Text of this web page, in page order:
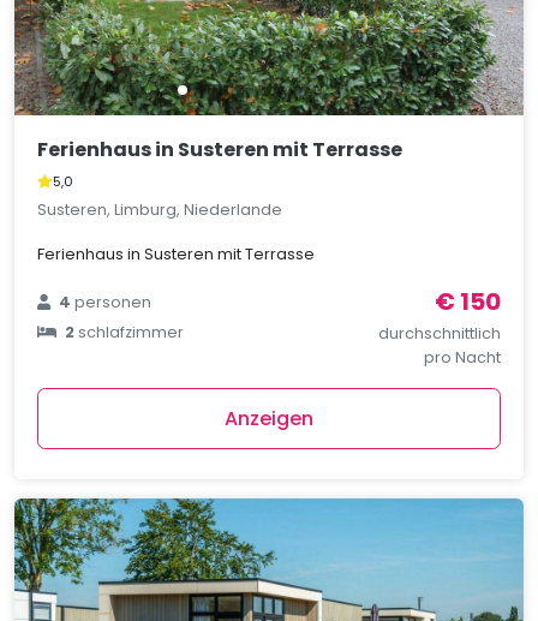
Ferienhaus in Susteren mit Terrasse
5,0
Susteren, Limburg, Niederlande
Ferienhaus in Susteren mit Terrasse
4personen
2schlafzimmer
€ 150
durchschnittlich
pro Nacht
Anzeigen